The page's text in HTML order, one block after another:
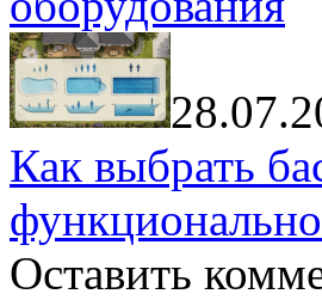
Как выбрать
Оставить